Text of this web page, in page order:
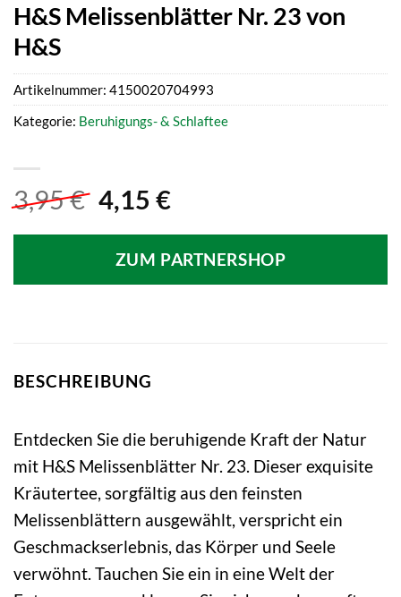
H&S Melissenblätter Nr. 23 von
H&S
3,95€ Ursprünglicher
war:
3,95 €
4,15 €Aktueller
ist:
4,15 €.
ZUM PARTNERSHOP
Artikelnummer: 4150020704993
Kategorie: Beruhigungs- & Schlaftee
BESCHREIBUNG
Entdecken Sie die beruhigende Kraft der Natur
mit H&S Melissenblätter Nr. 23. Dieser exquisite
Kräutertee, sorgfältig aus den feinsten
Melissenblättern ausgewählt, verspricht ein
Geschmackserlebnis, das Körper und Seele
verwöhnt. Tauchen Sie ein in eine Welt der